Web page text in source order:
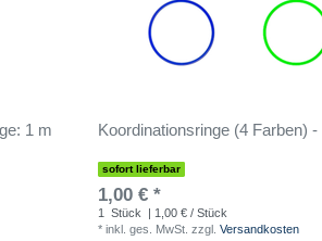
1 m Koordinationsringe (4 Farben)
sofort lieferbar
1,00 € *
1 Stück
| 1,00 € / Stück
* inkl. ges. MwSt. zzgl. Versandkosten